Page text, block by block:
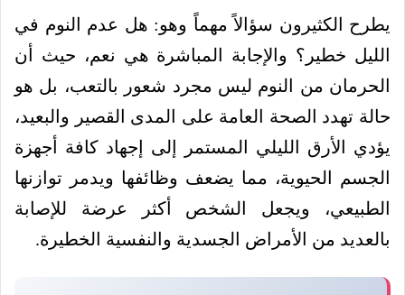
يطرح الكثيرون سؤالاً مهماً وهو: هل عدم النوم في
الليل خطير؟ والإجابة المباشرة هي نعم، حيث أن
الحرمان من النوم ليس مجرد شعور بالتعب، بل هو
حالة تهدد الصحة العامة على المدى القصير والبعيد،
يؤدي الأرق الليلي المستمر إلى إجهاد كافة أجهزة
الجسم الحيوية، مما يضعف وظائفها ويدمر توازنها
الطبيعي، ويجعل الشخص أكثر عرضة للإصابة
بالعديد من الأمراض الجسدية والنفسية الخطيرة.